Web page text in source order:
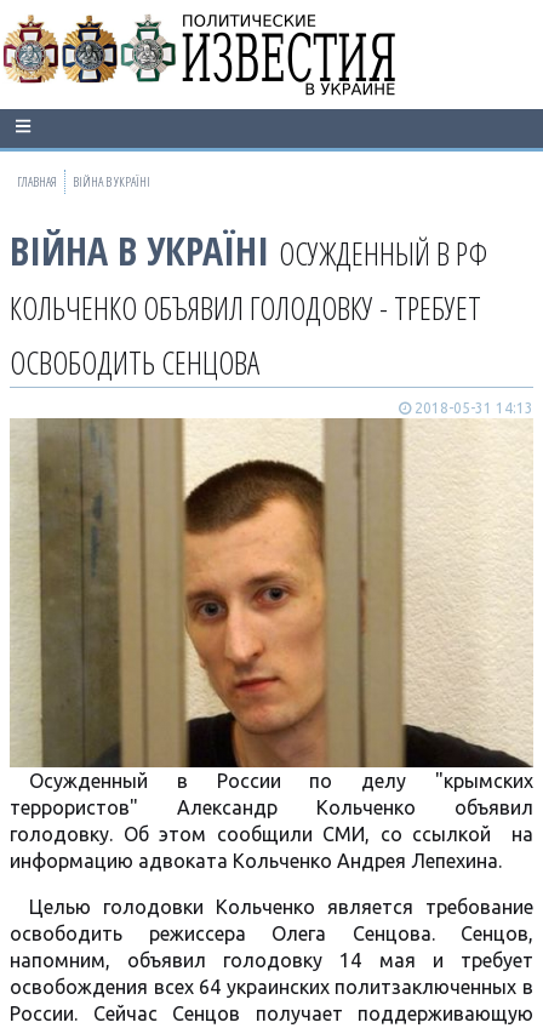
ГЛАВНАЯ ВІЙНА В УКРАЇНІ
ВІЙНА В УКРАЇНІ ОСУЖДЕННЫЙ В РФ
КОЛЬЧЕНКО ОБЪЯВИЛ ГОЛОДОВКУ - ТРЕБУЕТ
ОСВОБОДИТЬ СЕНЦОВА
2018-05-31 14:13
Осужденный в России по делу "крымских
террористов" Александр Кольченко объявил
голодовку. Об этом сообщили СМИ, со ссылкой на
информацию адвоката Кольченко Андрея Лепехина.
Целью голодовки Кольченко является требование
освободить режиссера Олега Сенцова. Сенцов,
напомним, объявил голодовку 14 мая и требует
освобождения всех 64 украинских политзаключенных в
России. Сейчас Сенцов получает поддерживающую